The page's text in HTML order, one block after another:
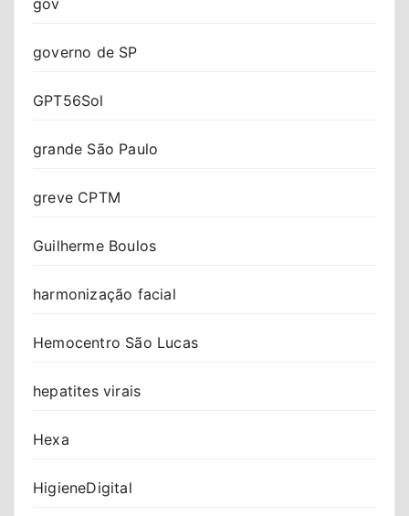
governo de SP
GPT56Sol
grande São Paulo
greve CPTM
Guilherme Boulos
harmonização facial
Hemocentro São Lucas
hepatites virais
Hexa
HigieneDigital